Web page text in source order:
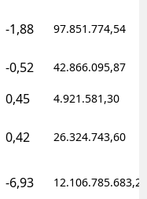
-1,88 97.851.774,54
-0,52 42.866.095,87
0,45 4.921.581,30
0,42 26.324.743,60
-6,93 12.106.785.683,20